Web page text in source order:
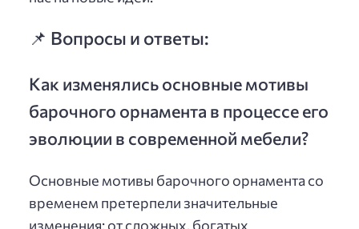
📌 Вопросы и ответы:
Как изменялись основные мотивы
барочного орнамента в процессе его
эволюции в современной мебели?
Основные мотивы барочного орнамента со
временем претерпели значительные
изменения: от сложных, богатых